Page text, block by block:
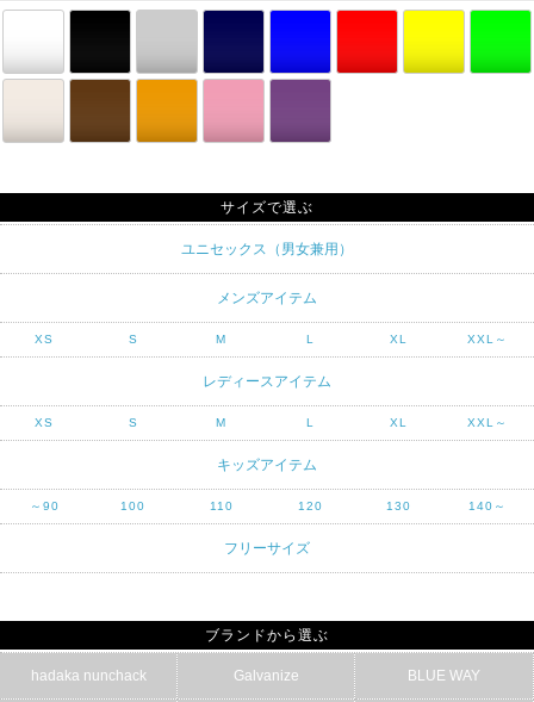
サイズで選ぶ
ユニセックス（男女兼用）
メンズアイテム
XS S M L XL XXL～
レディースアイテム
XS S M L XL XXL～
キッズアイテム
～90 100 110 120 130 140～
フリーサイズ
ブランドから選ぶ
hadaka nunchack Galvanize BLUE WAY